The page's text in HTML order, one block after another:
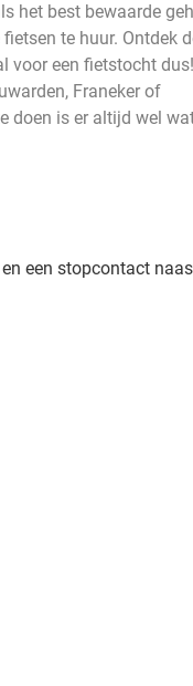
het best bewaarde
te huur. Ontdek
voor een fietstocht dus!
Franeker of
doen is er altijd wel
een stopcontact